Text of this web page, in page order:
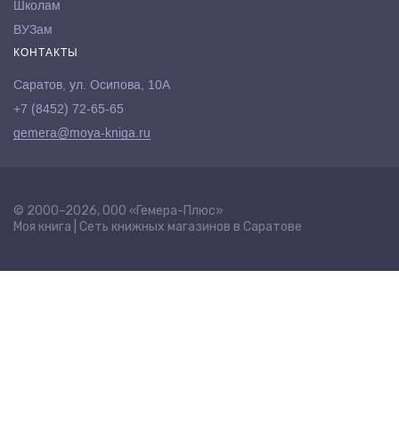
Школам
ВУЗам
КОНТАКТЫ
Саратов, ул. Осипова, 10А
+7 (8452) 72-65-65
gemera@moya-kniga.ru
© 2000–2026, ООО «Гемера-Плюс»
Моя книга | Сеть книжных магазинов в Саратове